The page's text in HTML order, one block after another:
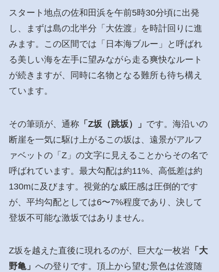
スタート地点の佐和田浜を午前5時30分頃に出発
し、まずは島の北半分「大佐渡」を時計回りに進
みます。この区間では「日本海ブルー」と呼ばれ
る美しい海を左手に望みながら走る爽快なルート
が続きますが、同時に名物となる難所も待ち構え
ています。
その筆頭が、通称「Z坂（跳坂）」 です。海沿いの
断崖を一気に駆け上がるこの坂は、遠景がアルフ
ァベットの「Z」の文字に見えることからその名で
呼ばれています。最大勾配は約11%、高低差は約
130mに及びます。視覚的な威圧感は圧倒的です
が、平均勾配としては6〜7%程度であり、決して
登坂不可能な激坂ではありません。
Z坂を越えた直後に現れるのが、巨大な一枚岩「大
野亀」 への登りです。頂上から望む景色は佐渡随